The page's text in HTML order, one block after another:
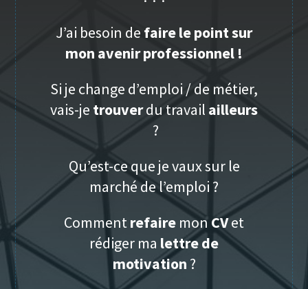
J’ai besoin de faire le point sur
mon avenir professionnel !
Si je change d’emploi / de métier,
vais-je trouverdu travail ailleurs
?
Qu’est-ce que je vaux sur le
marché de l’emploi ?
Commentrefaire monCVet
rédiger ma lettre de
motivation ?